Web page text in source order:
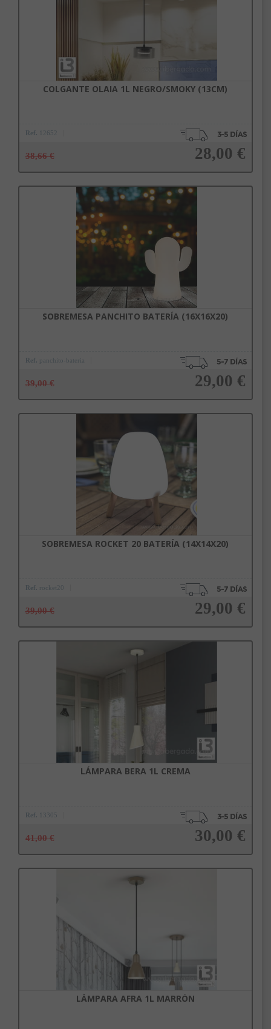
COLGANTE OLAIA 1L NEGRO/SMOKY (13CM)
Ref. 12652
38,66 € 28,00 €
Añadir a la cesta
SOBREMESA PANCHITO BATERÍA (16X16X20)
Ref. panchito-bateria
39,00 € 29,00 €
SOBREMESA ROCKET 20 BATERÍA (14X14X20)
Ref. rocket20
39,00 € 29,00 €
Añadir a la cesta
LÁMPARA BERA 1L CREMA
Ref. 13305
41,00 € 30,00 €
Añadir a la cesta
LÁMPARA AFRA 1L MARRÓN